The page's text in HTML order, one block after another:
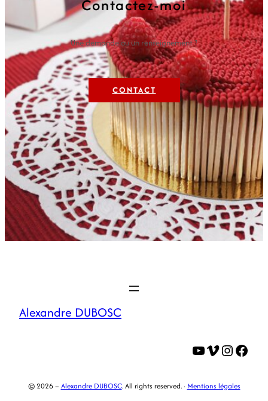
Contactez-moi
Une demande ou un renseignement ?
CONTACT
Alexandre DUBOSC
YouTube Vimeo Instagram Facebook
© 2026 – Alexandre DUBOSC. All rights reserved. · Mentions légales